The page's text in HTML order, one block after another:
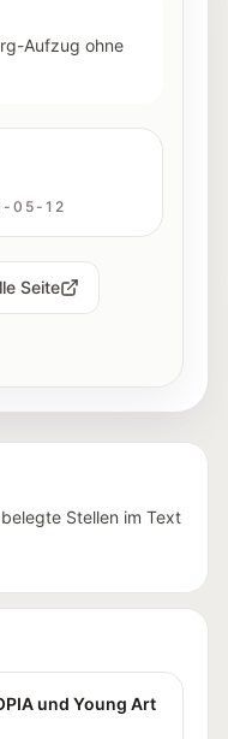
Aufzug ohne
05-12
Seite
Stellen im Text
und Young Art